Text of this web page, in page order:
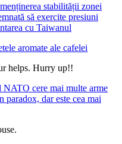
stabilității zonei
să exercite presiuni
cu Taiwanul
aromate ale cafelei
helps. Hurry up!!
NATO cere mai multe arme
paradox, dar este cea mai